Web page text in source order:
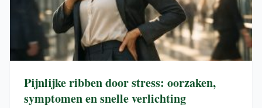
Pijnlijke ribben door stress: oorzaken,
symptomen en snelle verlichting